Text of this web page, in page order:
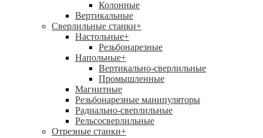
Колонные
Вертикальные
Сверлильные станки+
Настольные+
Резьбонарезные
Напольные+
Вертикально-сверлильные
Промышленные
Магнитные
Резьбонарезные манипуляторы
Радиально-сверлильные
Рельсосверлильные
Отрезные станки+